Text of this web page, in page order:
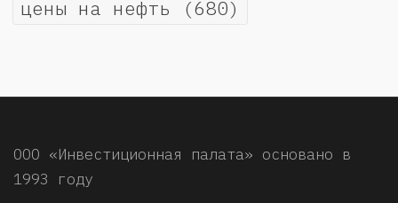
цены на нефть (680)
ООО «Инвестиционная палата» основано в
1993 году